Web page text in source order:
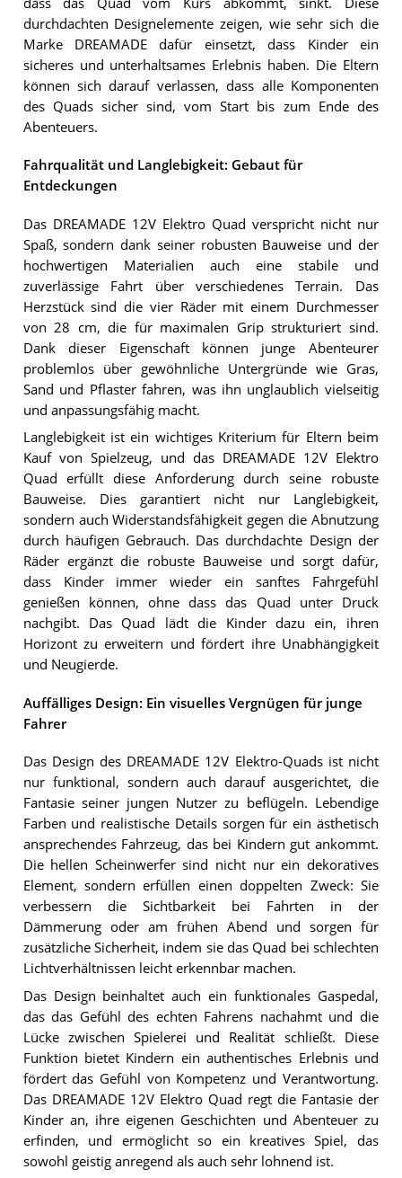
durchdachten Designelemente zeigen, wie sehr sich die
Marke DREAMADE dafür einsetzt, dass Kinder ein
sicheres und unterhaltsames Erlebnis haben. Die Eltern
können sich darauf verlassen, dass alle Komponenten
des Quads sicher sind, vom Start bis zum Ende des
Abenteuers.
Fahrqualität und Langlebigkeit: Gebaut für
Entdeckungen
Das DREAMADE 12V Elektro Quad verspricht nicht nur
Spaß, sondern dank seiner robusten Bauweise und der
hochwertigen Materialien auch eine stabile und
zuverlässige Fahrt über verschiedenes Terrain. Das
Herzstück sind die vier Räder mit einem Durchmesser
von 28 cm, die für maximalen Grip strukturiert sind.
Dank dieser Eigenschaft können junge Abenteurer
problemlos über gewöhnliche Untergründe wie Gras,
Sand und Pflaster fahren, was ihn unglaublich vielseitig
und anpassungsfähig macht.
Langlebigkeit ist ein wichtiges Kriterium für Eltern beim
Kauf von Spielzeug, und das DREAMADE 12V Elektro
Quad erfüllt diese Anforderung durch seine robuste
Bauweise. Dies garantiert nicht nur Langlebigkeit,
sondern auch Widerstandsfähigkeit gegen die Abnutzung
durch häufigen Gebrauch. Das durchdachte Design der
Räder ergänzt die robuste Bauweise und sorgt dafür,
dass Kinder immer wieder ein sanftes Fahrgefühl
genießen können, ohne dass das Quad unter Druck
nachgibt. Das Quad lädt die Kinder dazu ein, ihren
Horizont zu erweitern und fördert ihre Unabhängigkeit
und Neugierde.
Auffälliges Design: Ein visuelles Vergnügen für junge
Fahrer
Das Design des DREAMADE 12V Elektro-Quads ist nicht
nur funktional, sondern auch darauf ausgerichtet, die
Fantasie seiner jungen Nutzer zu beflügeln. Lebendige
Farben und realistische Details sorgen für ein ästhetisch
ansprechendes Fahrzeug, das bei Kindern gut ankommt.
Die hellen Scheinwerfer sind nicht nur ein dekoratives
Element, sondern erfüllen einen doppelten Zweck: Sie
verbessern die Sichtbarkeit bei Fahrten in der
Dämmerung oder am frühen Abend und sorgen für
zusätzliche Sicherheit, indem sie das Quad bei schlechten
Lichtverhältnissen leicht erkennbar machen.
Das Design beinhaltet auch ein funktionales Gaspedal,
das das Gefühl des echten Fahrens nachahmt und die
Lücke zwischen Spielerei und Realität schließt. Diese
Funktion bietet Kindern ein authentisches Erlebnis und
fördert das Gefühl von Kompetenz und Verantwortung.
Das DREAMADE 12V Elektro Quad regt die Fantasie der
Kinder an, ihre eigenen Geschichten und Abenteuer zu
erfinden, und ermöglicht so ein kreatives Spiel, das
sowohl geistig anregend als auch sehr lohnend ist.